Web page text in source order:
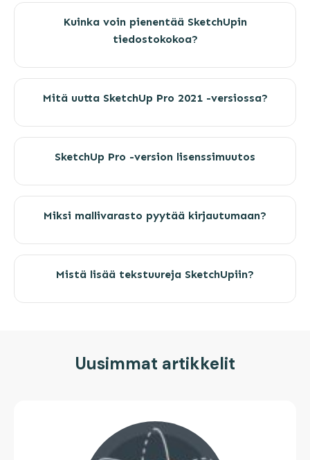
Kuinka voin pienentää SketchUpin
tiedostokokoa?
Mitä uutta SketchUp Pro 2021 -versiossa?
SketchUp Pro -version lisenssimuutos
Miksi mallivarasto pyytää kirjautumaan?
Mistä lisää tekstuureja SketchUpiin?
Uusimmat artikkelit